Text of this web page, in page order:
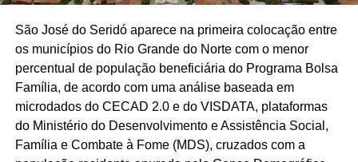
São José do Seridó aparece na primeira colocação entre
os municípios do Rio Grande do Norte com o menor
percentual de população beneficiária do Programa Bolsa
Família, de acordo com uma análise baseada em
microdados do CECAD 2.0 e do VISDATA, plataformas
do Ministério do Desenvolvimento e Assistência Social,
Família e Combate à Fome (MDS), cruzados com a